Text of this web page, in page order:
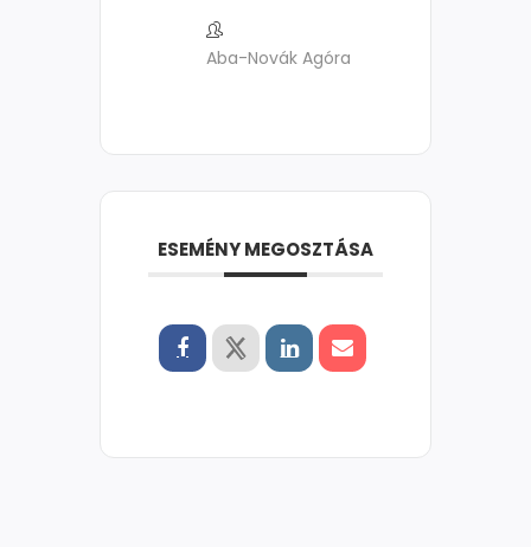
Aba-Novák Agóra
ESEMÉNY MEGOSZTÁSA